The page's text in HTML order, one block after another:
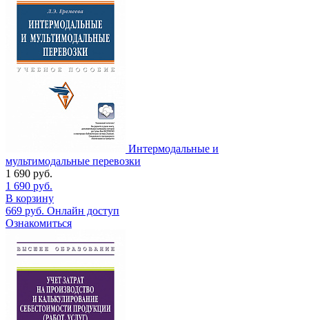
Интермодальные и
мультимодальные перевозки
1 690 руб.
1 690 руб.
В корзину
669 руб. Онлайн доступ
Ознакомиться